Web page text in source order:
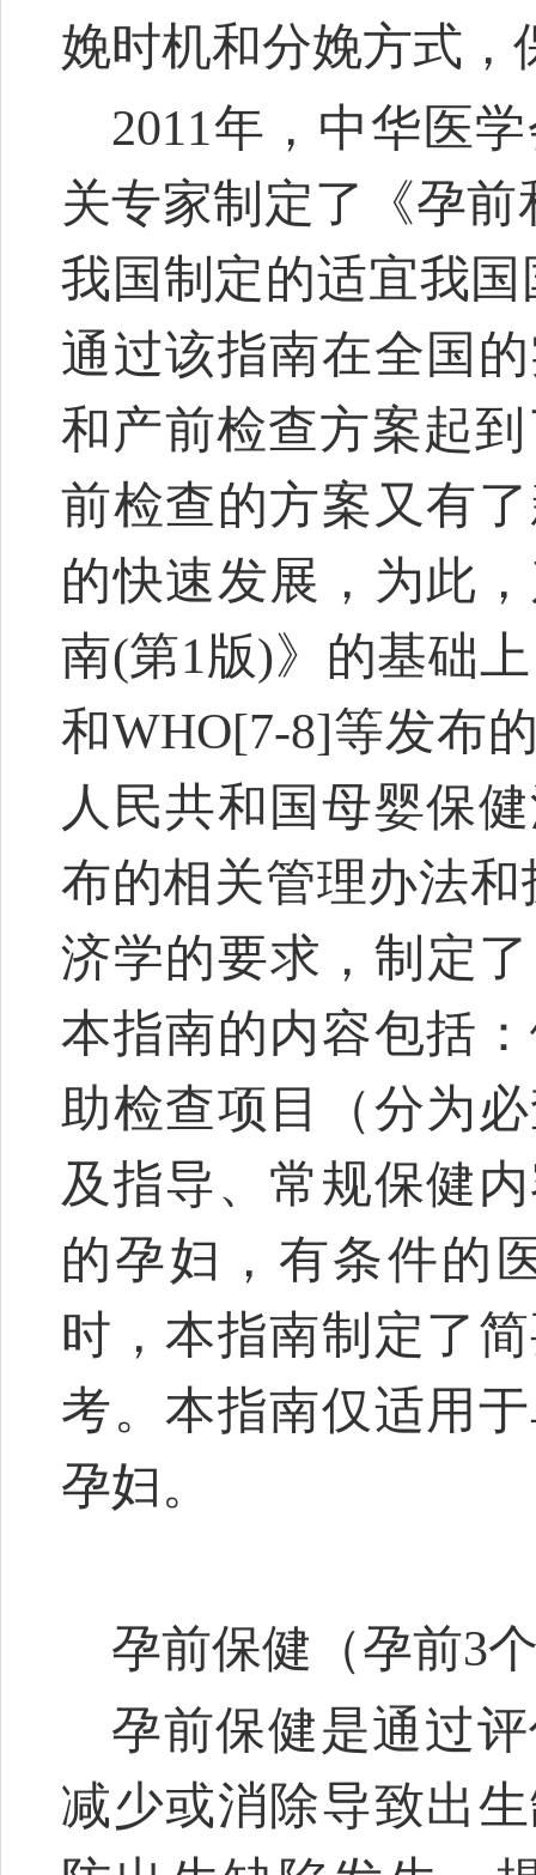
娩时机和分娩方式，
2011年，中华医
关专家制定了《孕
我国制定的适宜我
通过该指南在全国
和产前检查方案起
前检查的方案又有
的快速发展，为此
南(第1版)》的基础
和WHO[7-8]等发布
人民共和国母婴保
布的相关管理办法
济学的要求，制定
本指南的内容包括
助检查项目（分为
及指导、常规保健
的孕妇，有条件的
时，本指南制定了
考。本指南仅适用
孕妇。
孕前保健（孕前3
孕前保健是通过
减少或消除导致出